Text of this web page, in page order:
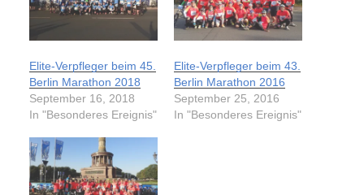
Elite-Verpfleger beim 45.
Berlin Marathon 2018
September 16, 2018
In "Besonderes Ereignis"
Elite-Verpfleger beim 43.
Berlin Marathon 2016
September 25, 2016
In "Besonderes Ereignis"